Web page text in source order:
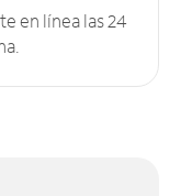
en línea las 24